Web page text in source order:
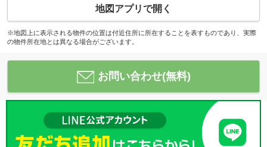
地図アプリで開く
※地図上に表示される物件の位置は付近住所に所在することを表すものであり、実際
の物件所在地とは異なる場合がございます。
お問い合わせ(無料)